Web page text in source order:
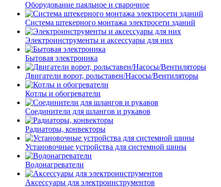
Оборудование паяльное и сварочное
Система штекерного монтажа электросети зданий
Электроинструменты и аксессуары для них
Бытовая электроника
Двигатели ворот, рольставен/Насосы/Вентиляторы
Котлы и обогреватели
Соединители для шлангов и рукавов
Радиаторы, конвекторы
Установочные устройства для системной шины
Водонагреватели
Аксессуары для электроинструментов